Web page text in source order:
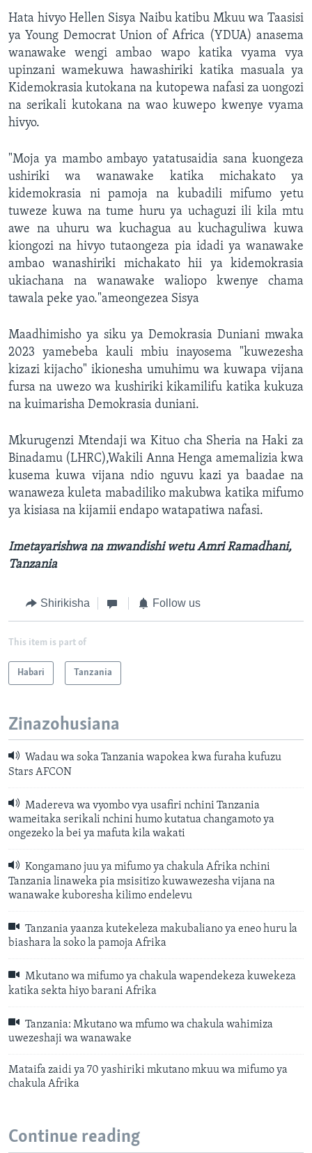
Hata hivyo Hellen Sisya Naibu katibu Mkuu wa Taasisi
ya Young Democrat Union of Africa (YDUA) anasema
wanawake wengi ambao wapo katika vyama vya
upinzani wamekuwa hawashiriki katika masuala ya
Kidemokrasia kutokana na kutopewa nafasi za uongozi
na serikali kutokana na wao kuwepo kwenye vyama
hivyo.
"Moja ya mambo ambayo yatatusaidia sana kuongeza
ushiriki wa wanawake katika michakato ya
kidemokrasia ni pamoja na kubadili mifumo yetu
tuweze kuwa na tume huru ya uchaguzi ili kila mtu
awe na uhuru wa kuchagua au kuchaguliwa kuwa
kiongozi na hivyo tutaongeza pia idadi ya wanawake
ambao wanashiriki michakato hii ya kidemokrasia
ukiachana na wanawake waliopo kwenye chama
tawala peke yao."ameongezea Sisya
Maadhimisho ya siku ya Demokrasia Duniani mwaka
2023 yamebeba kauli mbiu inayosema "kuwezesha
kizazi kijacho" ikionesha umuhimu wa kuwapa vijana
fursa na uwezo wa kushiriki kikamilifu katika kukuza
na kuimarisha Demokrasia duniani.
Mkurugenzi Mtendaji wa Kituo cha Sheria na Haki za
Binadamu (LHRC),Wakili Anna Henga amemalizia kwa
kusema kuwa vijana ndio nguvu kazi ya baadae na
wanaweza kuleta mabadiliko makubwa katika mifumo
ya kisiasa na kijamii endapo watapatiwa nafasi.
Imetayarishwa na mwandishi wetu Amri Ramadhani,
Tanzania
Shirikisha Follow us
This item is part of
Habari Tanzania
Zinazohusiana
Wadau wa soka Tanzania wapokea kwa furaha kufuzu
Stars AFCON
Madereva wa vyombo vya usafiri nchini Tanzania
wameitaka serikali nchini humo kutatua changamoto ya
ongezeko la bei ya mafuta kila wakati
Kongamano juu ya mifumo ya chakula Afrika nchini
Tanzania linaweka pia msisitizo kuwawezesha vijana na
wanawake kuboresha kilimo endelevu
Tanzania yaanza kutekeleza makubaliano ya eneo huru la
biashara la soko la pamoja Afrika
Mkutano wa mifumo ya chakula wapendekeza kuwekeza
katika sekta hiyo barani Afrika
Tanzania: Mkutano wa mfumo wa chakula wahimiza
uwezeshaji wa wanawake
Mataifa zaidi ya 70 yashiriki mkutano mkuu wa mifumo ya
chakula Afrika
Continue reading